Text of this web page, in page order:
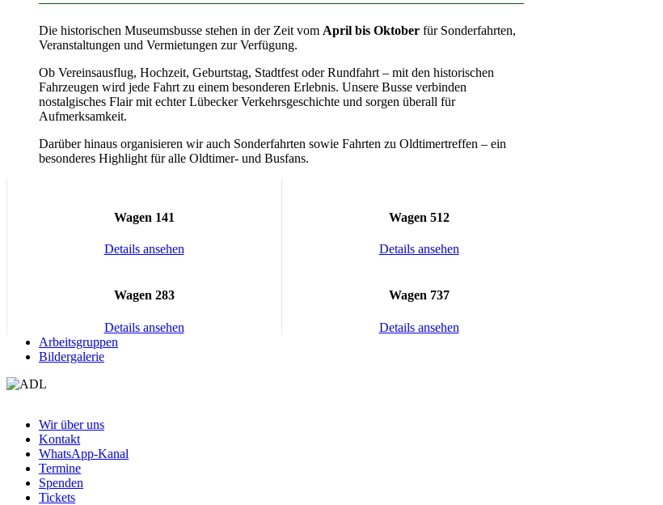
Die historischen Museumsbusse stehen in der Zeit vom April bis Oktober für Sonderfahrten,
Veranstaltungen und Vermietungen zur Verfügung.
Ob Vereinsausflug, Hochzeit, Geburtstag, Stadtfest oder Rundfahrt – mit den historischen
Fahrzeugen wird jede Fahrt zu einem besonderen Erlebnis. Unsere Busse verbinden
nostalgisches Flair mit echter Lübecker Verkehrsgeschichte und sorgen überall für
Aufmerksamkeit.
Darüber hinaus organisieren wir auch Sonderfahrten sowie Fahrten zu Oldtimertreffen – ein
besonderes Highlight für alle Oldtimer- und Busfans.
Wagen 141
Details ansehen
Wagen 512
Details ansehen
Wagen 283
Details ansehen
Wagen 737
Details ansehen
Arbeitsgruppen
Bildergalerie
Wir über uns
Kontakt
WhatsApp-Kanal
Termine
Spenden
Tickets